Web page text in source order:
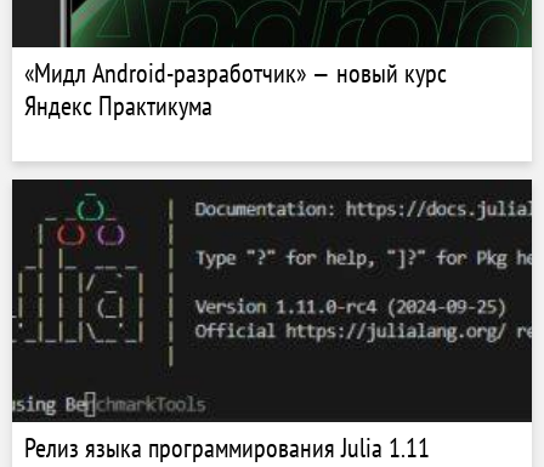
«Мидл Android-разработчик» — новый курс
Яндекс Практикума
Релиз языка программирования Julia 1.11